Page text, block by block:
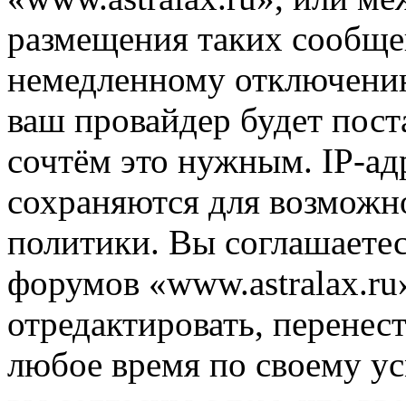
размещения таких
немедленному
ваш провайдер будет
сочтём это нужным. IP-
сохраняются для
политики. Вы
форумов
отредактировать,
любое время по своему